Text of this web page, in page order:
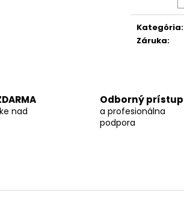
Kategória:
Záruka:
nad
Odborný prístup
a profesionálna
podpora